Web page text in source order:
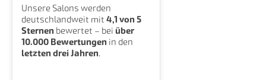
Unsere Salons werden
deutschlandweit mit 4,1 von 5
Sternen bewertet – bei über
10.000 Bewertungen in den
letzten drei Jahren.